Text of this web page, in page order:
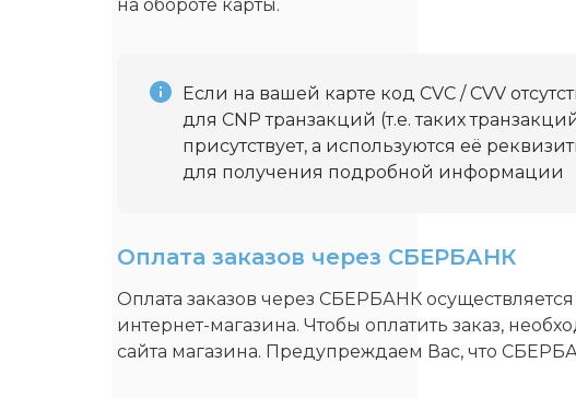
на обороте карты.
Если на вашей карте код CVC / CVV
для CNP транзакций (т.е. таких
присутствует, а используются её
для получения подробной информации
Оплата заказов через СБЕРБАНК
Оплата заказов через СБЕРБАНК
интернет-магазина. Чтобы оплатить заказ,
сайта магазина. Предупреждаем Вас, что